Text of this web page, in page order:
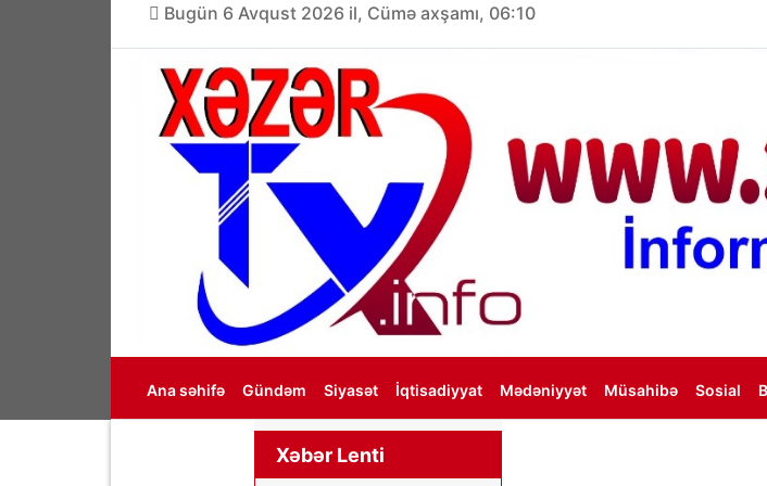
Bugün 6 Avqust 2026 il, Cümə axşamı, 06:10
Ana səhifə Gündəm Siyasət İqtisadiyyat Mədəniyyət Müsahibə Sosial
Xəbər Lenti